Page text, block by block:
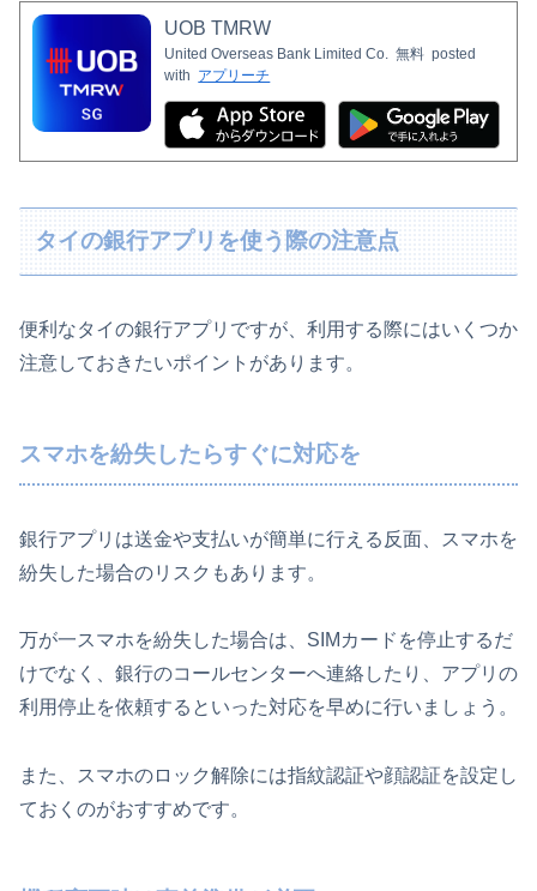
UOB TMRW
United Overseas Bank Limited Co. 無料 posted
with アプリーチ
タイの銀行アプリを使う際の注意点
便利なタイの銀行アプリですが、利用する際にはいくつか
注意しておきたいポイントがあります。
スマホを紛失したらすぐに対応を
銀行アプリは送金や支払いが簡単に行える反面、スマホを
紛失した場合のリスクもあります。
万が一スマホを紛失した場合は、SIMカードを停止するだ
けでなく、銀行のコールセンターへ連絡したり、アプリの
利用停止を依頼するといった対応を早めに行いましょう。
また、スマホのロック解除には指紋認証や顔認証を設定し
ておくのがおすすめです。